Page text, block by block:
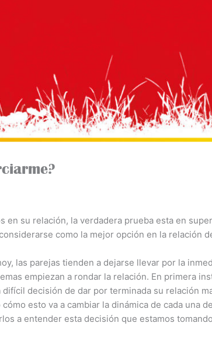
en su relación, la verdadera prueba esta en
como la mejor opción en la relación
las parejas tienden a dejarse llevar por la
empiezan a rondar la relación. En primera
decisión de dar por terminada su relación
esto va a cambiar la dinámica de cada una
a entender esta decisión que estamos